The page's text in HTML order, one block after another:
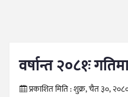
वर्षान्त २०८१ः
प्रकाशित मिति :शुक्र, चैत ३०,